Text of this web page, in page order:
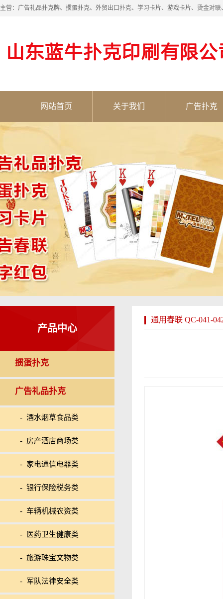
主营：广告礼品扑克牌、掼蛋扑克、外贸出口扑克、学习卡片、游戏卡片、烫金对联
网站首页 关于我们 广告扑克
产品中心
掼蛋扑克
广告礼品扑克
- 酒水烟草食品类
- 房产酒店商场类
- 家电通信电器类
- 银行保险税务类
- 车辆机械农资类
- 医药卫生健康类
- 旅游珠宝文物类
- 军队法律安全类
通用春联 QC-041-